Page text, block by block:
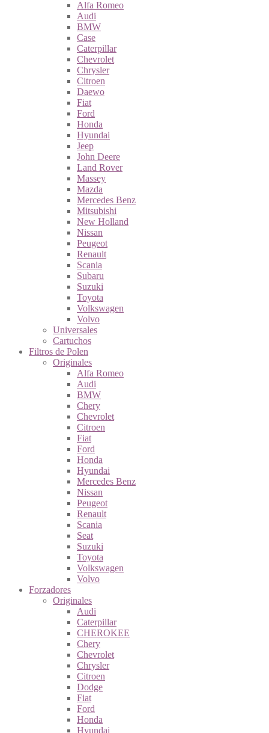
Alfa Romeo
Audi
BMW
Case
Caterpillar
Chevrolet
Chrysler
Citroen
Daewo
Fiat
Ford
Honda
Hyundai
Jeep
John Deere
Land Rover
Massey
Mazda
Mercedes Benz
Mitsubishi
New Holland
Nissan
Peugeot
Renault
Scania
Subaru
Suzuki
Toyota
Volkswagen
Volvo
Universales
Cartuchos
Filtros de Polen
Originales
Alfa Romeo
Audi
BMW
Chery
Chevrolet
Citroen
Fiat
Ford
Honda
Hyundai
Mercedes Benz
Nissan
Peugeot
Renault
Scania
Seat
Suzuki
Toyota
Volkswagen
Volvo
Forzadores
Originales
Audi
Caterpillar
CHEROKEE
Chery
Chevrolet
Chrysler
Citroen
Dodge
Fiat
Ford
Honda
Hyundai